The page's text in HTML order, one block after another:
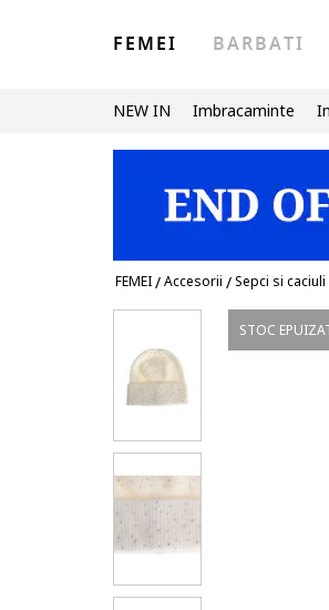
FEMEI BARBATI
NEW IN Imbracaminte
FEMEI/Accesorii /Sepci si caciuli
STOC